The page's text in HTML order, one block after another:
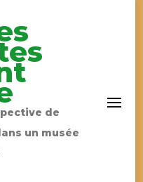
de
un musée